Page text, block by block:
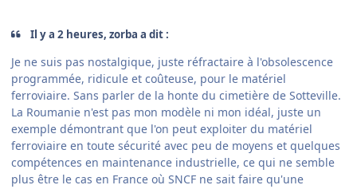
Il y a 2 heures, zorba a dit :
Je ne suis pas nostalgique, juste réfractaire à l'obsolescence
programmée, ridicule et coûteuse, pour le matériel
ferroviaire. Sans parler de la honte du cimetière de Sotteville.
La Roumanie n'est pas mon modèle ni mon idéal, juste un
exemple démontrant que l'on peut exploiter du matériel
ferroviaire en toute sécurité avec peu de moyens et quelques
compétences en maintenance industrielle, ce qui ne semble
plus être le cas en France où SNCF ne sait faire qu'une